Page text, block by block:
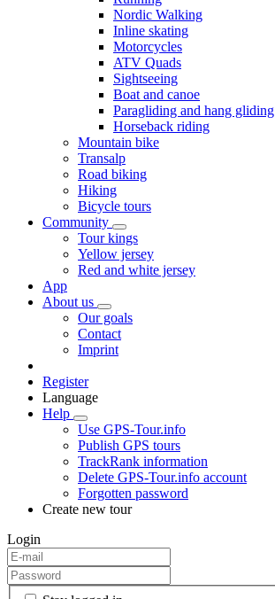
Nordic Walking
Inline skating
Motorcycles
ATV Quads
Sightseeing
Boat and canoe
Paragliding and hang gliding
Horseback riding
Mountain bike
Transalp
Road biking
Hiking
Bicycle tours
Community
Tour kings
Yellow jersey
Red and white jersey
App
About us
Our goals
Contact
Imprint
Register
Language
Help
Use GPS-Tour.info
Publish GPS tours
TrackRank information
Delete GPS-Tour.info account
Forgotten password
Create new tour
Login